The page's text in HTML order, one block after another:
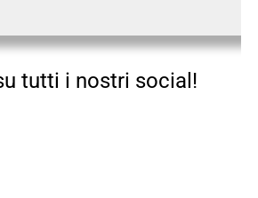
tutti i nostri social!